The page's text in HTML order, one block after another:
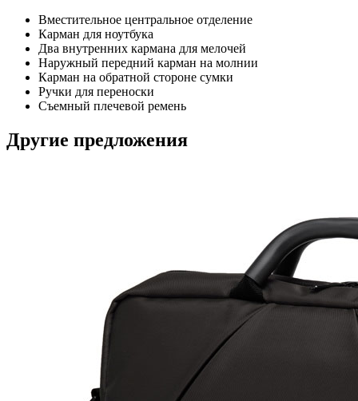
Вместительное центральное отделение
Карман для ноутбука
Два внутренних кармана для мелочей
Наружный передний карман на молнии
Карман на обратной стороне сумки
Ручки для переноски
Съемный плечевой ремень
Другие предложения